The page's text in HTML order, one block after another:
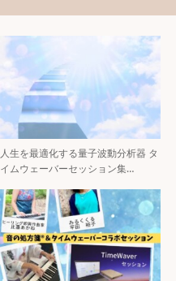
人生を最適化する量子波動分析器 タ
イムウェーバーセッション集…